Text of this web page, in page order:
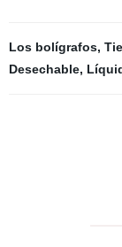
Los bolígrafos,
Desechable,